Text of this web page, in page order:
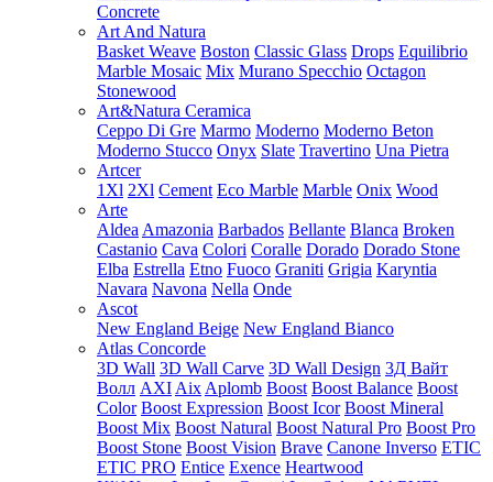
Concrete
Art And Natura
Basket Weave Boston Classic Glass Drops Equilibrio
Marble Mosaic Mix Murano Specchio Octagon
Stonewood
Art&Natura Ceramica
Ceppo Di Gre Marmo Moderno Moderno Beton
Moderno Stucco Onyx Slate Travertino Una Pietra
Artcer
1Xl 2Xl Cement Eco Marble Marble Onix Wood
Arte
Aldea Amazonia Barbados Bellante Blanca Broken
Castanio Cava Colori Coralle Dorado Dorado Stone
Elba Estrella Etno Fuoco Graniti Grigia Karyntia
Navara Navona Nella Onde
Ascot
New England Beige New England Bianco
Atlas Concorde
3D Wall 3D Wall Carve 3D Wall Design 3Д Вайт
Волл AXI Aix Aplomb Boost Boost Balance Boost
Color Boost Expression Boost Icor Boost Mineral
Boost Mix Boost Natural Boost Natural Pro Boost Pro
Boost Stone Boost Vision Brave Canone Inverso ETIC
ETIC PRO Entice Exence Heartwood